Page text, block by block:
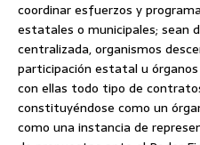
coordinar esfuerzos y
estatales o municipales; sean
centralizada, organismos
participación estatal u
con ellas todo tipo de
constituyéndose como un
como una instancia de